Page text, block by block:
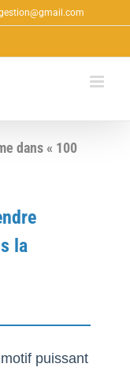
dans « 100
la
puissant